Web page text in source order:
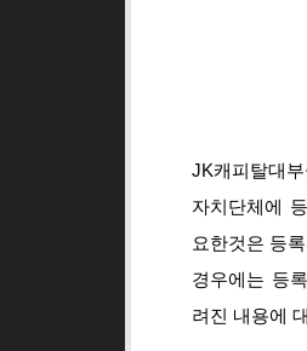
JK캐피탈대
자치단체에
요한것은 등
경우에는 등
려진 내용에